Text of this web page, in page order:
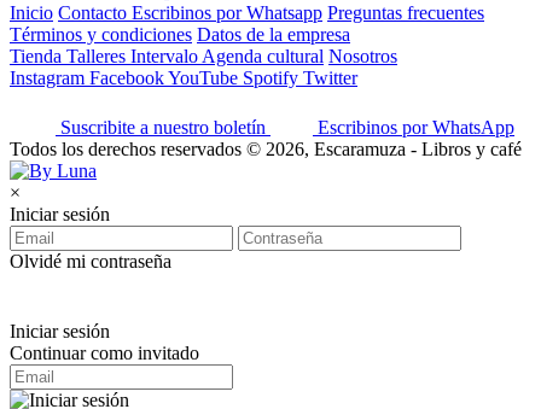
Inicio Contacto Escribinos por Whatsapp Preguntas frecuentes
Términos y condiciones Datos de la empresa
Tienda Talleres Intervalo Agenda cultural Nosotros
Instagram FacebookYouTube Spotify Twitter
Suscribite a nuestro boletín
Escribinos por WhatsApp
Todos los derechos reservados © 2026, Escaramuza - Libros y café
×
Iniciar sesión
Olvidé mi contraseña
Iniciar sesión
Continuar como invitado